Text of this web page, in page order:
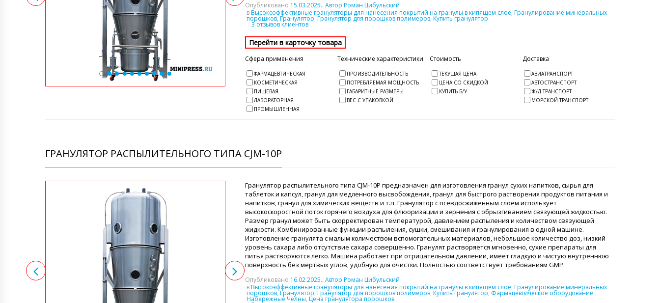
Опубликовано 15.03.2025.. Автор Роман Цибульский
вВысокоэффективные грануляторы для нанесения покрытий на гранулы в кипящем слое, Гранулирование минеральных
порошков,Гранулятор,Гранулятор для порошков полимеров, Купить гранулятор
3 отзывов клиентов
Сфера применения
ФАРМАЦЕВТИЧЕСКАЯ
КОСМЕТИЧЕСКАЯ
ПИЩЕВАЯ
ЛАБОРАТОРНАЯ
ПРОМЫШЛЕННАЯ
Технические характеристики
ПРОИЗВОДИТЕЛЬНОСТЬ
ПОТРЕБЛЯЕМАЯ МОЩНОСТЬ
ГАБАРИТНЫЕ РАЗМЕРЫ
ВЕС С УПАКОВКОЙ
Стоимость
ТЕКУЩАЯ ЦЕНА
ЦЕНА СО СКИДКОЙ
КУПИТЬ Б/У
Доставка
АВИАТРАНСПОРТ
АВТОСТРАНСПОРТ
Ж/Д ТРАНСПОРТ
МОРСКОЙ ТРАНСПОРТ
ГРАНУЛЯТОР РАСПЫЛИТЕЛЬНОГО ТИПА CJM-10P
Гранулятор распылительного типа CJM-10P предназначен для изготовления гранул сухих напитков, сырья для
таблеток и капсул, гранул для медленного высвобождения, гранул для быстрого растворения продуктов питания и
напитков, гранул для химических веществ и т.п. Гранулятор с псевдосжиженным слоем использует
высокоскоростной поток горячего воздуха для флюоризации и зернения с обрызгиванием связующей жидкостью.
Размер гранул может быть скорректирован температурой, давлением распыления и количеством связующей
жидкости. Комбинированные функции распыления, сушки, смешивания и гранулирования в одной машине.
Изготовление гранулята с малым количеством вспомогательных материалов, небольшое количество доз, низкий
уровень сахара либо отсутствие сахара совершенно. Гранулят растворяется мгновенно, сухие препараты для
питья растворяются легко. Машина работает при отрицательном давлении, имеет гладкую и чистую внутреннюю
поверхность без мертвых углов, удобную для очистки. Полностью соответствует требованиям GMP.
Опубликовано 16.02.2025.. Автор Роман Цибульский
вВысокоэффективные грануляторы для нанесения покрытий на гранулы в кипящем слое, Гранулирование минеральных
порошков,Гранулятор,Гранулятор для порошков полимеров, Купить гранулятор, Фармацевтическое оборудование
Набережные Челны, Цена гранулятора порошков